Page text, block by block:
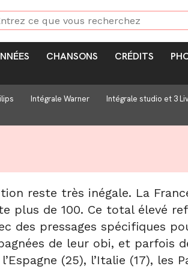
CHANSONS CRÉDITS
Intégrale Warner Intégrale studio et 3
reste très inégale. La
plus de 100. Ce total élevé
des pressages spécifiques
de leur obi, et parfois
(25), l’Italie (17), les